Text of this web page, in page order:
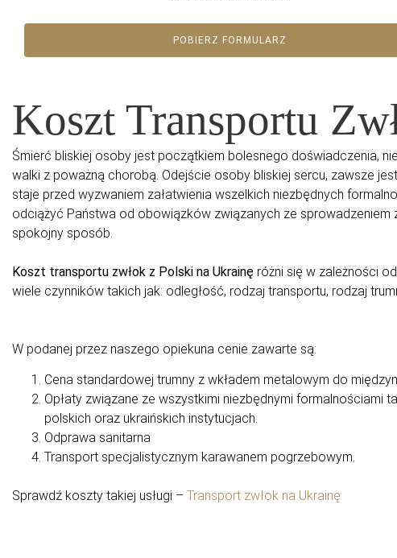
POBIERZ FORMULARZ
Koszt Transportu
Śmierć bliskiej osoby jest początkiem bolesnego doświadczenia,
walki z poważną chorobą. Odejście osoby bliskiej sercu, zawsze
staje przed wyzwaniem załatwienia wszelkich niezbędnych
odciążyć Państwa od obowiązków związanych ze sprowadzeniem
spokojny sposób.
Koszt transportu zwłok z Polski na Ukrainę różni się w zależności
wiele czynników takich jak: odległość, rodzaj transportu, rodzaj
W podanej przez naszego opiekuna cenie zawarte są:
Cena standardowej trumny z wkładem metalowym do
Opłaty związane ze wszystkimi niezbędnymi formalnościami
polskich oraz ukraińskich instytucjach.
Odprawa sanitarna
Transport specjalistycznym karawanem pogrzebowym.
Sprawdź koszty takiej usługi – Transport zwłok na Ukrainę